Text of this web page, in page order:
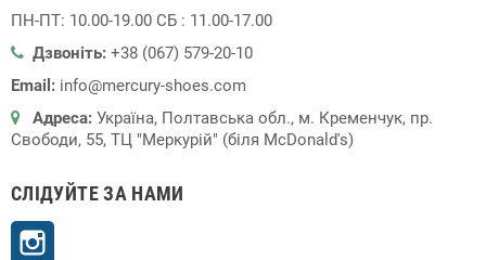
ПН-ПТ: 10.00-19.00 СБ : 11.00-17.00
Дзвоніть: +38 (067) 579-20-10
Email: info@mercury-shoes.com
Адреса: Україна, Полтавська обл., м. Кременчук, пр.
Свободи, 55, ТЦ "Меркурій" (біля McDonald's)
СЛІДУЙТЕ ЗА НАМИ